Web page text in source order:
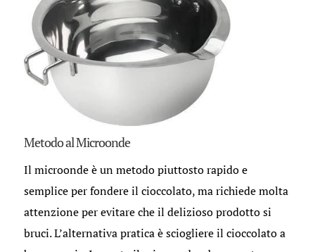
Metodo al Microonde
Il microonde è un metodo piuttosto rapido e
semplice per fondere il cioccolato, ma richiede molta
attenzione per evitare che il delizioso prodotto si
bruci. L’alternativa pratica è sciogliere il cioccolato a